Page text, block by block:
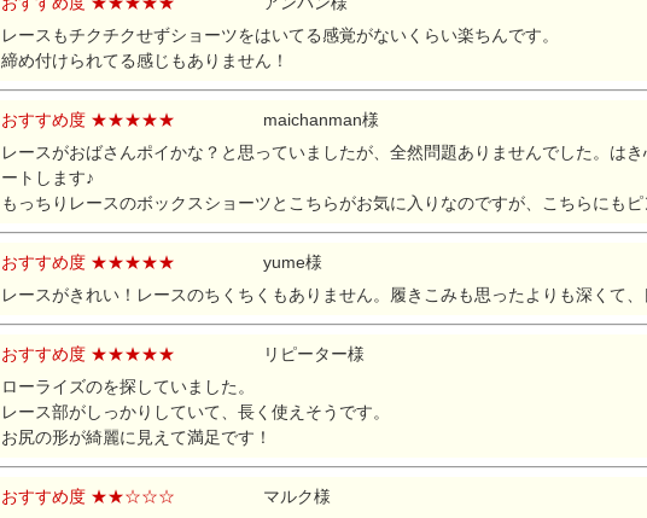
レースもチクチクせずショーツをはいてる感覚がないくらい楽ちんです。
締め付けられてる感じもありません！
おすすめ度 ★★★★★
maichanman様
レースがおばさんポイかな？と思っていましたが、全然問題ありませんでした。は
ートします♪
もっちりレースのボックスショーツとこちらがお気に入りなのですが、こちらにも
おすすめ度 ★★★★★
yume様
レースがきれい！レースのちくちくもありません。履きこみも思ったよりも深くて、
おすすめ度 ★★★★★
リピーター様
ローライズのを探していました。
レース部がしっかりしていて、長く使えそうです。
お尻の形が綺麗に見えて満足です！
おすすめ度 ★★☆☆☆
マルク様